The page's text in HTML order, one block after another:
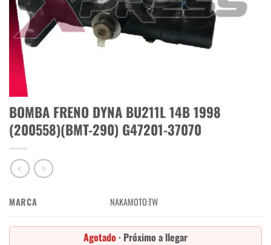
BOMBA FRENO DYNA BU211L 14B 1998
(200558)(BMT-290) G47201-37070
MARCA NAKAMOTO:TW
Agotado · Próximo a llegar